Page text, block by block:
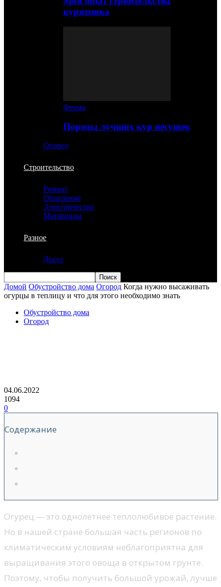
курятника
Ферма
Породы лучших кур несушек
Огород
Строительство
Ремонт
Отопление
Электричество
Материалы
Разное
Досуг
Домой Обустройство дома Огород Когда нужно высаживать
огурцы в теплицу и что для этого необходимо знать
Обустройство дома
Огород
04.06.2022
1094
0
Содержание
Огурец — это однолетнее теплолюбивое растение.
Но в нашей стране большая часть регионов по
климатическим условиям неблагоприятна для
выращивания этого овоща в открытом грунте.
Поэтому, чтобы получить большой урожай, лучше